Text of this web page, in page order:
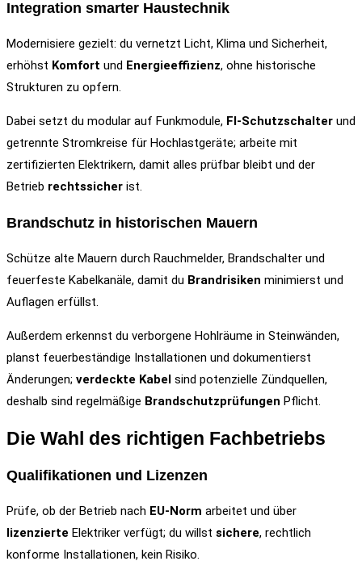
Integration smarter Haustechnik
Modernisiere gezielt: du vernetzt Licht, Klima und Sicherheit,
erhöhst Komfort und Energieeffizienz, ohne historische
Strukturen zu opfern.
Dabei setzt du modular auf Funkmodule, FI-Schutzschalter und
getrennte Stromkreise für Hochlastgeräte; arbeite mit
zertifizierten Elektrikern, damit alles prüfbar bleibt und der
Betrieb rechtssicher ist.
Brandschutz in historischen Mauern
Schütze alte Mauern durch Rauchmelder, Brandschalter und
feuerfeste Kabelkanäle, damit du Brandrisiken minimierst und
Auflagen erfüllst.
Außerdem erkennst du verborgene Hohlräume in Steinwänden,
planst feuerbeständige Installationen und dokumentierst
Änderungen; verdeckte Kabel sind potenzielle Zündquellen,
deshalb sind regelmäßige Brandschutzprüfungen Pflicht.
Die Wahl des richtigen Fachbetriebs
Qualifikationen und Lizenzen
Prüfe, ob der Betrieb nach EU-Norm arbeitet und über
lizenzierte Elektriker verfügt; du willst sichere, rechtlich
konforme Installationen, kein Risiko.